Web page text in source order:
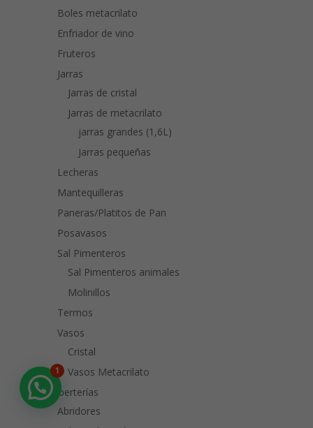
Boles metacrilato
Enfriador de vino
Fruteros
Jarras
Jarras de cristal
Jarras de metacrilato
jarras grandes (1,6L)
Jarras pequeñas
Lecheras
Mantequilleras
Paneras/Platitos de Pan
Posavasos
Sal Pimenteros
Sal Pimenteros animales
Molinillos
Termos
Vasos
Cristal
Vasos Metacrilato
Cuberterías
Abridores
1